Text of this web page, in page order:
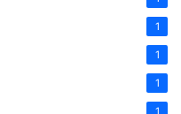
1
1
1
1